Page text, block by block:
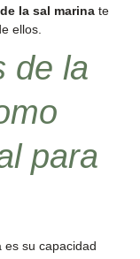
la sal marina te
ellos.
de la
para
es su capacidad